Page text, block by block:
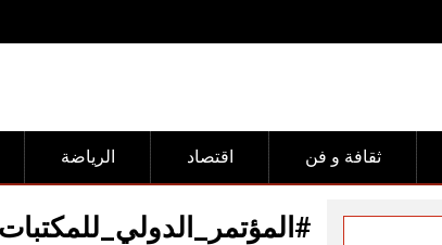
الرياضة اقتصاد ثقافة و فن
#المؤتمر_الدولي_للمكتبات